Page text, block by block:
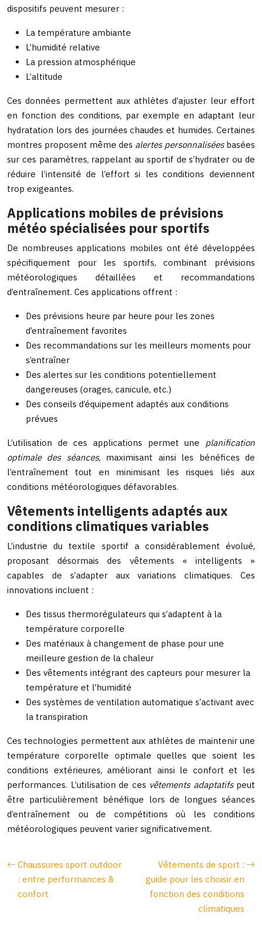
dispositifs peuvent mesurer :
La température ambiante
L’humidité relative
La pression atmosphérique
L’altitude
Ces données permettent aux athlètes d’ajuster leur effort
en fonction des conditions, par exemple en adaptant leur
hydratation lors des journées chaudes et humides. Certaines
montres proposent même des alertes personnaliséesbasées
sur ces paramètres, rappelant au sportif de s’hydrater ou de
réduire l’intensité de l’effort si les conditions deviennent
trop exigeantes.
Applications mobiles de prévisions
météo spécialisées pour sportifs
De nombreuses applications mobiles ont été développées
spécifiquement pour les sportifs, combinant prévisions
météorologiques détaillées et recommandations
d’entraînement. Ces applications offrent :
Des prévisions heure par heure pour les zones
d’entraînement favorites
Des recommandations sur les meilleurs moments pour
s’entraîner
Des alertes sur les conditions potentiellement
dangereuses (orages, canicule, etc.)
Des conseils d’équipement adaptés aux conditions
prévues
L’utilisation de ces applications permet une planification
optimale des séances, maximisant ainsi les bénéfices de
l’entraînement tout en minimisant les risques liés aux
conditions météorologiques défavorables.
Vêtements intelligents adaptés aux
conditions climatiques variables
L’industrie du textile sportif a considérablement évolué,
proposant désormais des vêtements « intelligents »
capables de s’adapter aux variations climatiques. Ces
innovations incluent :
Des tissus thermorégulateurs qui s’adaptent à la
température corporelle
Des matériaux à changement de phase pour une
meilleure gestion de la chaleur
Des vêtements intégrant des capteurs pour mesurer la
température et l’humidité
Des systèmes de ventilation automatique s’activant avec
la transpiration
Ces technologies permettent aux athlètes de maintenir une
température corporelle optimale quelles que soient les
conditions extérieures, améliorant ainsi le confort et les
performances. L’utilisation de ces vêtements adaptatifspeut
être particulièrement bénéfique lors de longues séances
d’entraînement ou de compétitions où les conditions
météorologiques peuvent varier significativement.
Chaussures sport outdoor
: entre performances &
confort
Vêtements de sport :
guide pour les choisir en
fonction des conditions
climatiques